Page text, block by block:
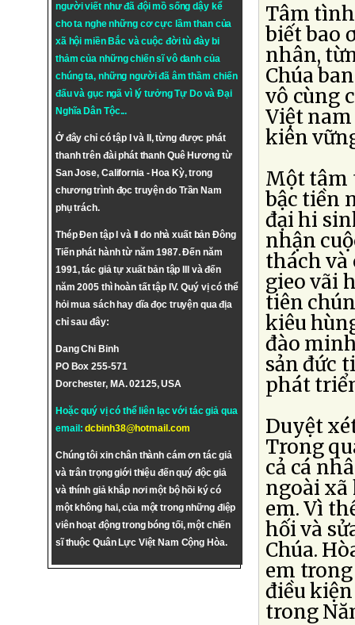
người viết như đã đội mồ sống dậy kể
cho ta nghe những cơ cực lầm than của
xã hội miền Bắc và cuộc đời tù đày bi
thảm của những chiến sĩ vô danh của
chúng ta, những người đã âm thầm chiến
đấu và gục ngã vì lý tưởngTự DovàĐại
Nghĩa Dân Tộc...
Ở đây chỉ có tập I và II, từng được phát
thanh trên đài phát thanh Quê Hương từ
San Jose, California - Hoa Kỳ, trong
chương trình đọc truyện do Trần Nam
phụ trách.
Thép Đen tập I và II do nhà xuất bản Đông
Tiến phát hành từ năm 1987. Đến năm
1991, tác giả tự xuất bản tập III và đến
năm 2005 thì hoàn tất tập IV. Quý vị có thể
hỏi mua sách hay dĩa đọc truyện qua địa
chỉ sau đây:
Dang Chi Binh
PO Box 255-571
Dorchester, MA. 02125, USA
Hoặc quý vị có thể liên lạc với tác giả qua
email:dcbinh38@hotmail.com
Chúng tôi xin chân thành cám ơn tác giả
và trân trọng giới thiệu đến quý độc giả
và thính giả khắp nơi một bộ hồi ký có
một không hai, của một trong những điệp
viên hoạt động trong bóng tối, một chiến
sĩ thuộc Quân Lực Việt Nam Cộng Hòa.
Tâm
biết bao
nhân,
Chúa
vô cùng
Việt
kiên
Một tâm
bậc tiền
đại hi
nhận
thách và
gieo vãi
tiên
kiêu
đào
sản đức
phát
Duyệt
Trong
cả cá
ngoài xã
em. Vì
hối và
Chúa.
em
điều
trong